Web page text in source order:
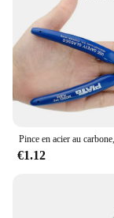
€1.12